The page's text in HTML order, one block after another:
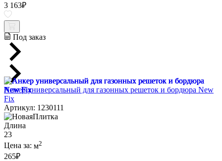
3 163₽
Под заказ
Анкер универсальный для газонных решеток и бордюра New
Fix
Артикул: 1230111
Длина
23
Цена за: м2
265₽